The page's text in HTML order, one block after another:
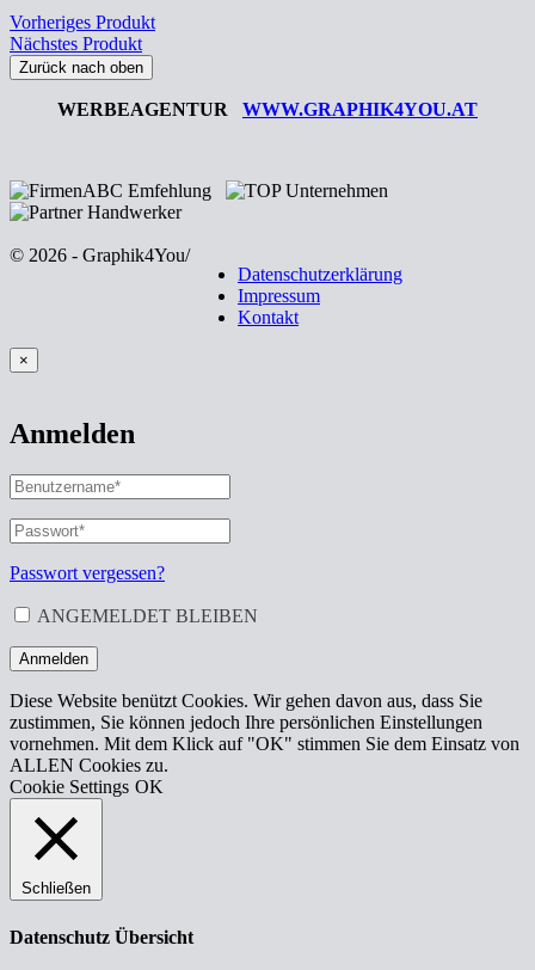
Vorheriges Produkt
Nächstes Produkt
Zurück nach oben
WERBEAGENTUR WWW.GRAPHIK4YOU.AT
© 2026 - Graphik4You/
Datenschutzerklärung
Impressum
Kontakt
×
Anmelden
BENUTZERNAME
ODER
E-
MAIL-
ADRESSE*
ERFORDERLICH
PASSWORT
ERFORDERLICH
Passwort vergessen?
ANGEMELDET BLEIBEN
Anmelden
Diese Website benützt Cookies. Wir gehen davon aus, dass Sie
zustimmen, Sie können jedoch Ihre persönlichen Einstellungen
vornehmen. Mit dem Klick auf "OK" stimmen Sie dem Einsatz von
ALLEN Cookies zu.
Cookie Settings OK
Schließen
Datenschutz Übersicht